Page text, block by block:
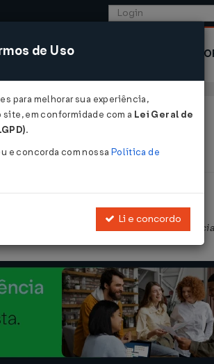
COMÉRCIO EXTERIOR
em edificações residenciais e
de Uso
para melhorar sua experiência,
em conformidade com a Lei Geral de
.
e concorda com nossa Política de
Li e concordo